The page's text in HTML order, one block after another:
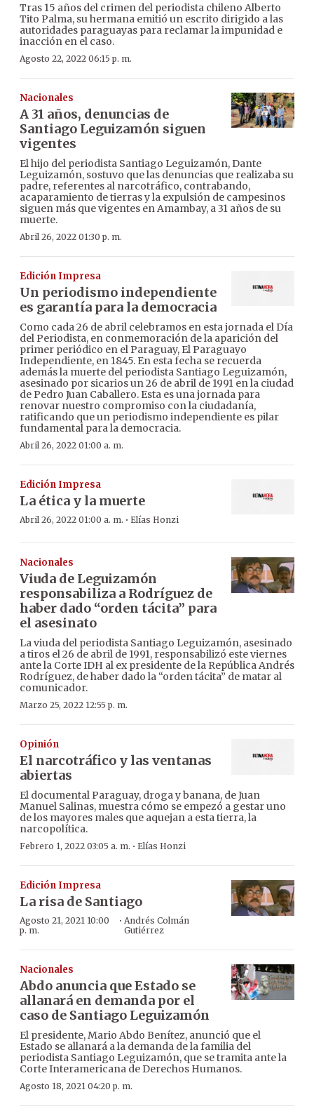
Tras 15 años del crimen del periodista chileno Alberto
Tito Palma, su hermana emitió un escrito dirigido a las
autoridades paraguayas para reclamar la impunidad e
inacción en el caso.
Agosto 22, 2022 06:15 p. m.
Nacionales
A 31 años, denuncias de
Santiago Leguizamón siguen
vigentes
El hijo del periodista Santiago Leguizamón, Dante
Leguizamón, sostuvo que las denuncias que realizaba su
padre, referentes al narcotráfico, contrabando,
acaparamiento de tierras y la expulsión de campesinos
siguen más que vigentes en Amambay, a 31 años de su
muerte.
Abril 26, 2022 01:30 p. m.
Edición Impresa
Un periodismo independiente
es garantía para la democracia
Como cada 26 de abril celebramos en esta jornada el Día
del Periodista, en conmemoración de la aparición del
primer periódico en el Paraguay, El Paraguayo
Independiente, en 1845. En esta fecha se recuerda
además la muerte del periodista Santiago Leguizamón,
asesinado por sicarios un 26 de abril de 1991 en la ciudad
de Pedro Juan Caballero. Esta es una jornada para
renovar nuestro compromiso con la ciudadanía,
ratificando que un periodismo independiente es pilar
fundamental para la democracia.
Abril 26, 2022 01:00 a. m.
Edición Impresa
La ética y la muerte
Abril 26, 2022 01:00 a. m. · Elías Honzi
Nacionales
Viuda de Leguizamón
responsabiliza a Rodríguez de
haber dado “orden tácita” para
el asesinato
La viuda del periodista Santiago Leguizamón, asesinado
a tiros el 26 de abril de 1991, responsabilizó este viernes
ante la Corte IDH al ex presidente de la República Andrés
Rodríguez, de haber dado la “orden tácita” de matar al
comunicador.
Marzo 25, 2022 12:55 p. m.
Opinión
El narcotráfico y las ventanas
abiertas
El documental Paraguay, droga y banana, de Juan
Manuel Salinas, muestra cómo se empezó a gestar uno
de los mayores males que aquejan a esta tierra, la
narcopolítica.
Febrero 1, 2022 03:05 a. m. · Elías Honzi
Edición Impresa
La risa de Santiago
Agosto 21, 2021 10:00
p. m.
· Andrés Colmán
Gutiérrez
Nacionales
Abdo anuncia que Estado se
allanará en demanda por el
caso de Santiago Leguizamón
El presidente, Mario Abdo Benítez, anunció que el
Estado se allanará a la demanda de la familia del
periodista Santiago Leguizamón, que se tramita ante la
Corte Interamericana de Derechos Humanos.
Agosto 18, 2021 04:20 p. m.